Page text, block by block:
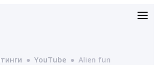
● YouTube ● Alien fun